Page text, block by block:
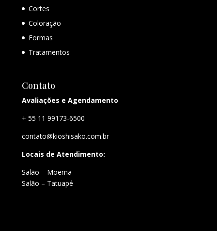
Cortes
Coloração
Formas
Tratamentos
Contato
Avaliações e Agendamento
+ 55 11 99173-6500
contato@kioshisako.com.br
Locais de Atendimento:
Salão – Moema
Salão – Tatuapé